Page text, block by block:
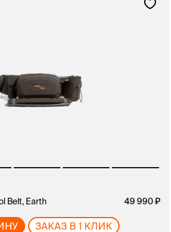
Belt, Earth
49 990
ЗАКАЗ В 1 КЛИК